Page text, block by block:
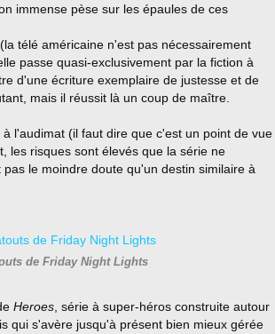
immense pèse sur les épaules de ces
télé américaine n'est pas nécessairement
passe quasi-exclusivement par la fiction à
d'une écriture exemplaire de justesse et de
mais il réussit là un coup de maître.
l'audimat (il faut dire que c'est un point de vue
les risques sont élevés que la série ne
le moindre doute qu'un destin similaire à
de Friday Night Lights
Heroes , série à super-héros construite autour
qui s'avère jusqu'à présent bien mieux gérée